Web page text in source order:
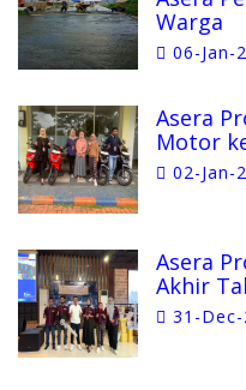
Warga
06-Jan-
Asera
Motor
02-Jan-
Asera
Akhir
31-